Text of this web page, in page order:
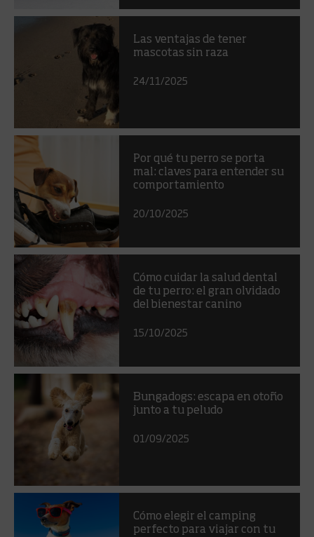
Las ventajas de tener
mascotas sin raza
24/11/2025
Por qué tu perro se porta
mal: claves para entender su
comportamiento
20/10/2025
Cómo cuidar la salud dental
de tu perro: el gran olvidado
del bienestar canino
15/10/2025
Bungadogs: escapa en otoño
junto a tu peludo
01/09/2025
Cómo elegir el camping
perfecto para viajar con tu